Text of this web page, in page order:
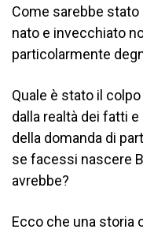
Come sarebbe
nato e invecchiato
particolarmente
Quale è stato il
dalla realtà dei fatti
della domanda di
se facessi nascere
avrebbe?
Ecco che una storia